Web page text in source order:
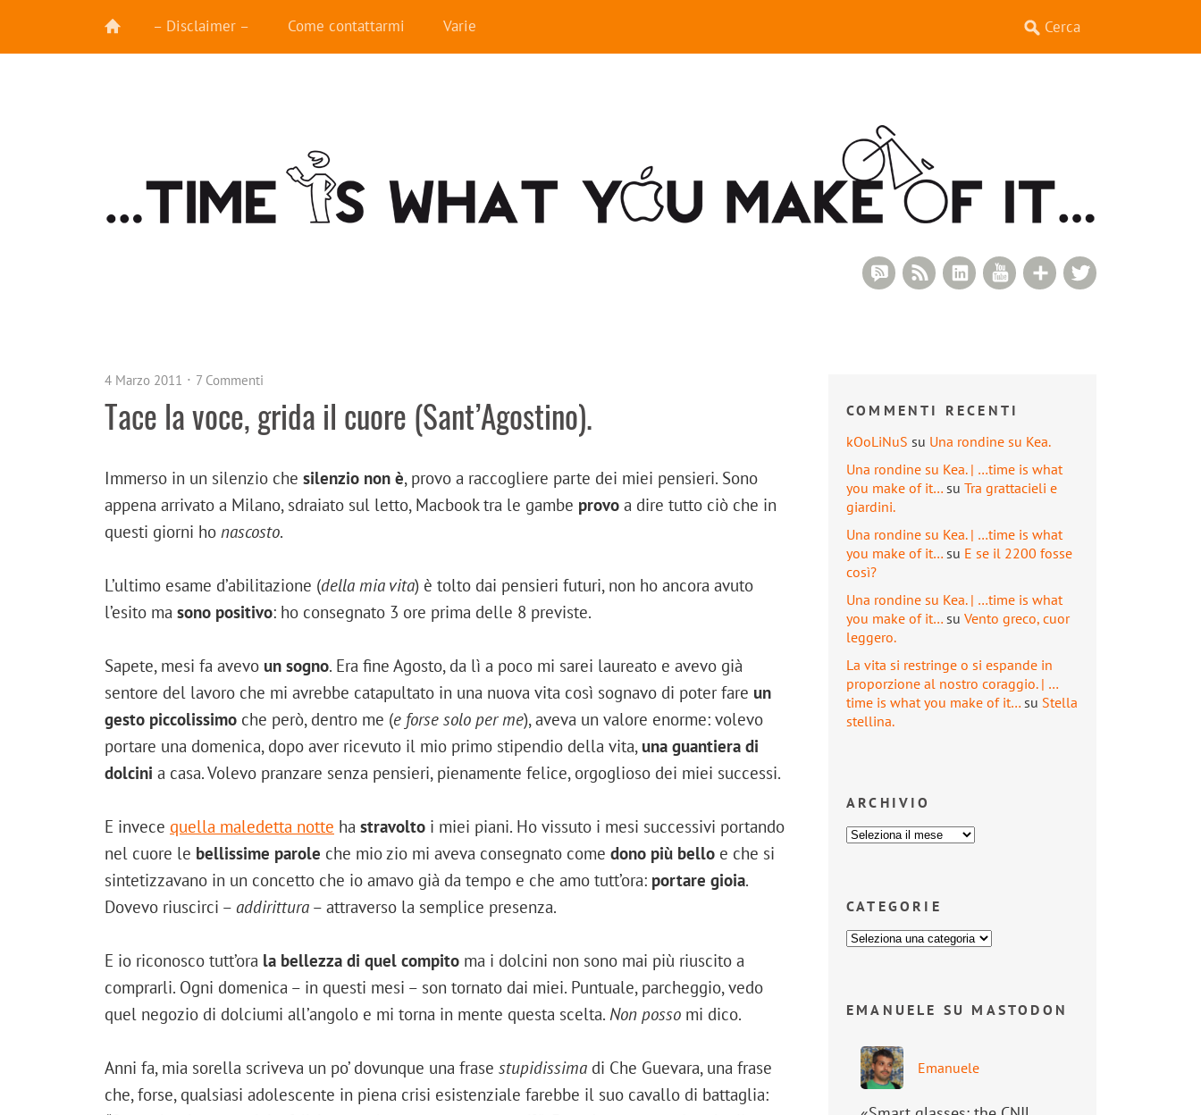
– Disclaimer – Come contattarmi Varie
Google+
YouTube
LinkedIn
RSS Feed
RSS Comments
4 Marzo 2011 7 Commenti
Tace la voce, grida il cuore (Sant’Agostino).
Immerso in un silenzio che silenzio non è, provo a raccogliere parte dei miei pensieri. Sono
appena arrivato a Milano, sdraiato sul letto, Macbook tra le gambe provo a dire tutto ciò che in
questi giorni ho nascosto.
L’ultimo esame d’abilitazione (della mia vita) è tolto dai pensieri futuri, non ho ancora avuto
l’esito ma sono positivo: ho consegnato 3 ore prima delle 8 previste.
Sapete, mesi fa avevo un sogno. Era fine Agosto, da lì a poco mi sarei laureato e avevo già
sentore del lavoro che mi avrebbe catapultato in una nuova vita così sognavo di poter fare un
gesto piccolissimo che però, dentro me (e forse solo per me), aveva un valore enorme: volevo
portare una domenica, dopo aver ricevuto il mio primo stipendio della vita, una guantiera di
dolcini a casa. Volevo pranzare senza pensieri, pienamente felice, orgoglioso dei miei successi.
E invece quella maledetta notte ha stravolto i miei piani. Ho vissuto i mesi successivi portando
nel cuore le bellissime parole che mio zio mi aveva consegnato come dono più bello e che si
sintetizzavano in un concetto che io amavo già da tempo e che amo tutt’ora: portare gioia.
Dovevo riuscirci – addirittura – attraverso la semplice presenza.
E io riconosco tutt’ora la bellezza di quel compito ma i dolcini non sono mai più riuscito a
comprarli. Ogni domenica – in questi mesi – son tornato dai miei. Puntuale, parcheggio, vedo
quel negozio di dolciumi all’angolo e mi torna in mente questa scelta. Non posso mi dico.
Anni fa, mia sorella scriveva un po’ dovunque una frase stupidissima di Che Guevara, una frase
che, forse, qualsiasi adolescente in piena crisi esistenziale farebbe il suo cavallo di battaglia:
COMMENTI RECENTI
kOoLiNuS su Una rondine su Kea.
Una rondine su Kea. | …time is what
you make of it… su Tra grattacieli e
giardini.
Una rondine su Kea. | …time is what
you make of it… su E se il 2200 fosse
così?
Una rondine su Kea. | …time is what
you make of it… su Vento greco, cuor
leggero.
La vita si restringe o si espande in
proporzione al nostro coraggio. | …
time is what you make of it… su Stella
stellina.
ARCHIVIO
CATEGORIE
EMANUELE SU MASTODON
Emanuele